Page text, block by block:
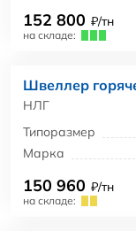
152 800 ₽/тн
на складе:
Швеллер
НЛГ
Типоразмер
Марка
150 960 ₽/тн
на складе: